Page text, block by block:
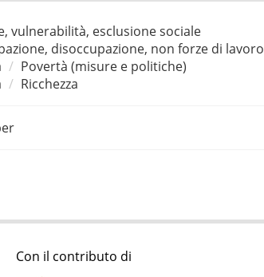
vulnerabilità, esclusione sociale
disoccupazione, non forze di lavoro
Povertà (misure e politiche)
Ricchezza
Con il contributo di